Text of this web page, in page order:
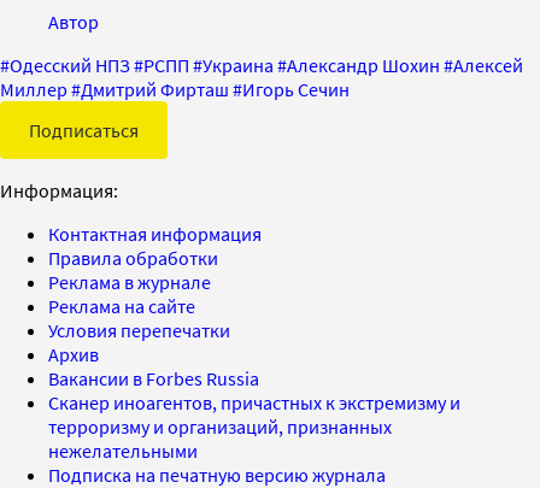
Автор
#Одесский НПЗ#РСПП #Украина #Александр Шохин #Алексей
Миллер #Дмитрий Фирташ #Игорь Сечин
Подписаться
Информация:
Контактная информация
Правила обработки
Реклама в журнале
Реклама на сайте
Условия перепечатки
Архив
Вакансии в Forbes Russia
Сканер иноагентов, причастных к экстремизму и
терроризму и организаций, признанных
нежелательными
Подписка на печатную версию журнала